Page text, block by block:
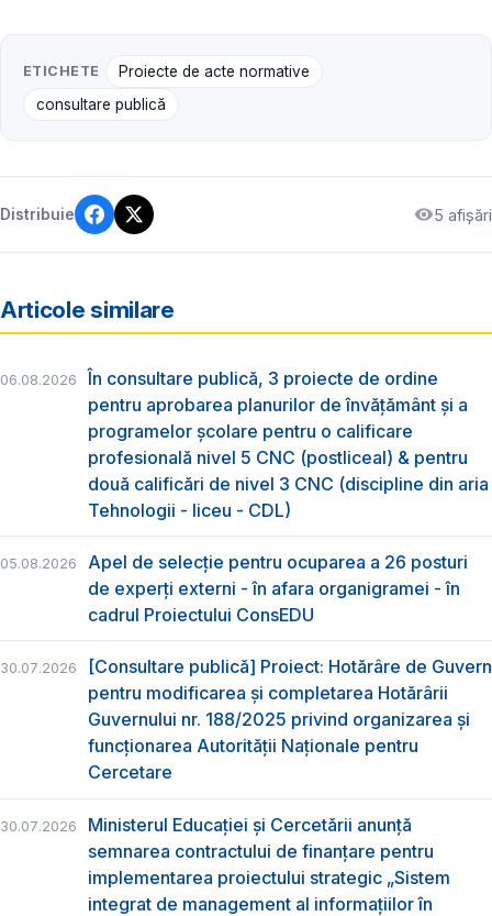
ETICHETE
Proiecte de acte normative
consultare publică
Distribuie 5 afișări
Articole similare
06.08.2026
În consultare publică, 3 proiecte de ordine
pentru aprobarea planurilor de învățământ și a
programelor școlare pentru o calificare
profesională nivel 5 CNC (postliceal) & pentru
două calificări de nivel 3 CNC (discipline din aria
Tehnologii - liceu - CDL)
05.08.2026
Apel de selecție pentru ocuparea a 26 posturi
de experți externi - în afara organigramei - în
cadrul Proiectului ConsEDU
30.07.2026
[Consultare publică] Proiect: Hotărâre de Guvern
pentru modificarea și completarea Hotărârii
Guvernului nr. 188/2025 privind organizarea şi
funcţionarea Autorităţii Naţionale pentru
Cercetare
30.07.2026
Ministerul Educației și Cercetării anunță
semnarea contractului de finanțare pentru
implementarea proiectului strategic „Sistem
integrat de management al informațiilor în